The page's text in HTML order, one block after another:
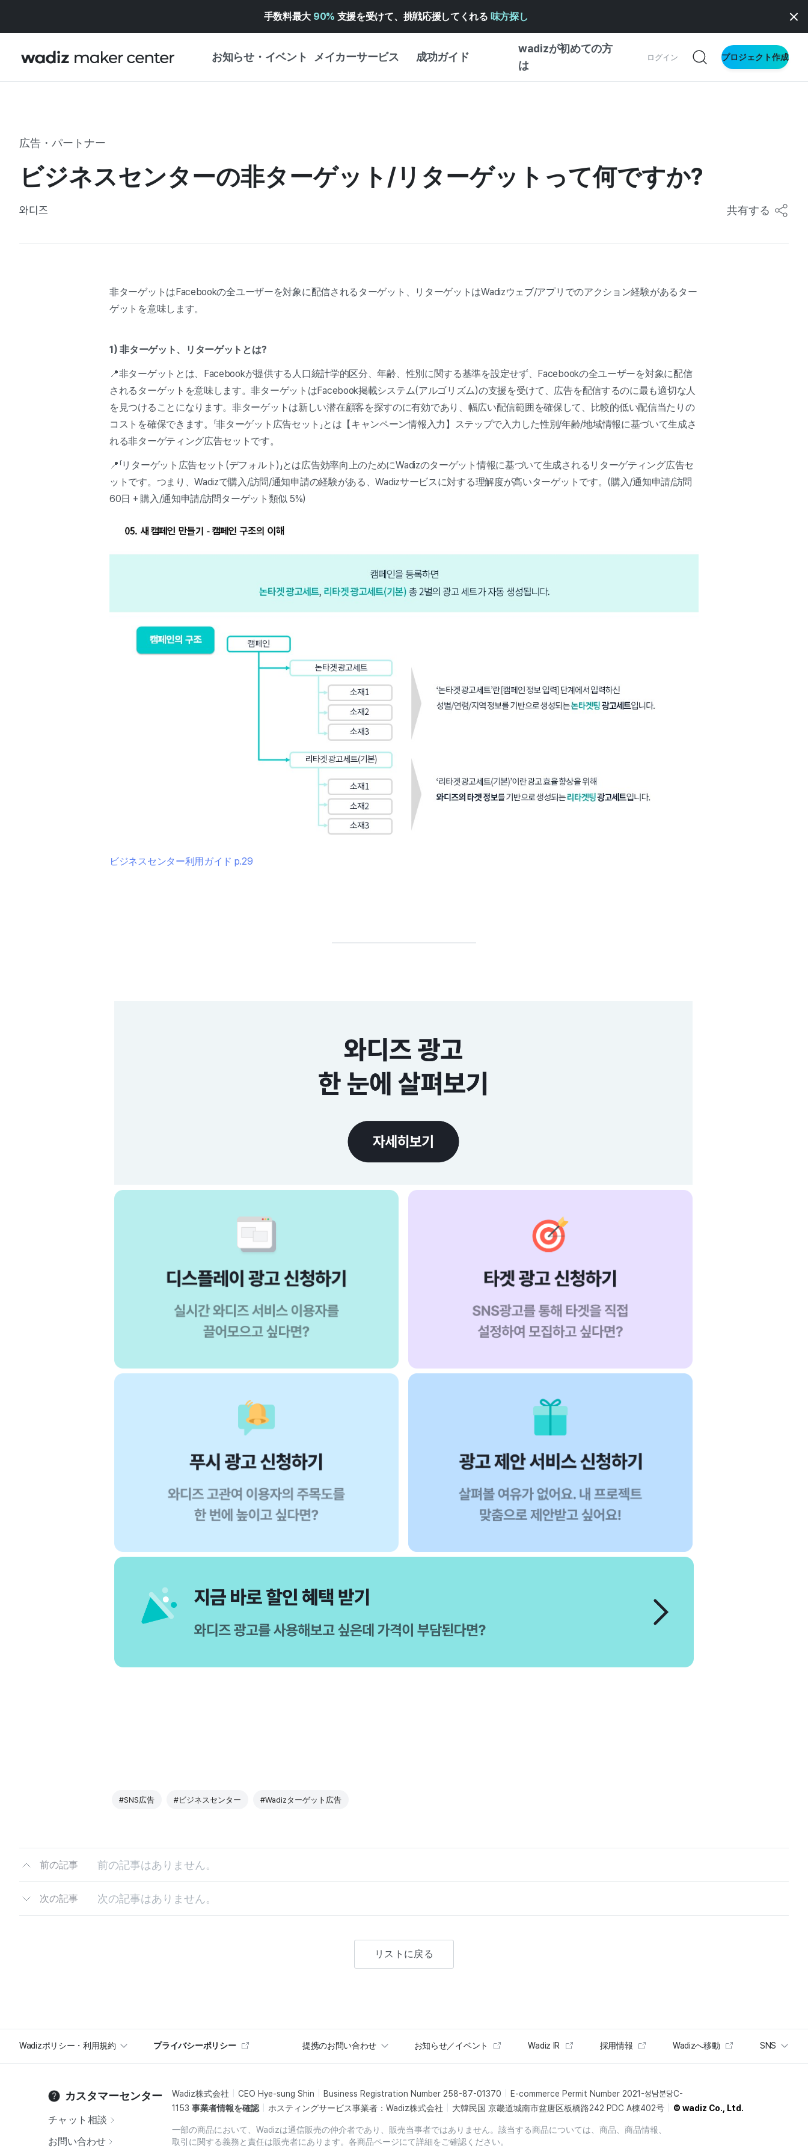
手数料最大 90% 支援を受けて、挑戦応援してくれる 味方探し
お知らせ・イベント メイカーサービス 成功ガイド
wadizが初めての方
は
ログイン プロジェクト作成
企画展カレンダー
WADIZアワード ↗︎
成功ストーリー
創作型
ビジネス向け
広告・パートナー
ビジネスセンターの非ターゲット/リターゲットって何ですか?
와디즈 共有する
非ターゲットはFacebookの全ユーザーを対象に配信されるターゲット、リターゲットはWadizウェブ/アプリでのアクション経験があるター
ゲットを意味します。
1) 非ターゲット、リターゲットとは?
📍非ターゲットとは、Facebookが提供する人口統計学的区分、年齢、性別に関する基準を設定せず、Facebookの全ユーザーを対象に配信
されるターゲットを意味します。非ターゲットはFacebook掲載システム(アルゴリズム)の支援を受けて、広告を配信するのに最も適切な人
を見つけることになります。非ターゲットは新しい潜在顧客を探すのに有効であり、幅広い配信範囲を確保して、比較的低い配信当たりの
コストを確保できます。「非ターゲット広告セット」とは【キャンペーン情報入力】ステップで入力した性別/年齢/地域情報に基づいて生成さ
れる非ターゲティング広告セットです。
📍「リターゲット広告セット(デフォルト)」とは広告効率向上のためにWadizのターゲット情報に基づいて生成されるリターゲティング広告セ
ットです。つまり、Wadizで購入/訪問/通知申請の経験がある、Wadizサービスに対する理解度が高いターゲットです。(購入/通知申請/訪問
60日 + 購入/通知申請/訪問ターゲット類似 5%)
ビジネスセンター利用ガイド p.29
#SNS広告 #ビジネスセンター #Wadizターゲット広告
前の記事 前の記事はありません。
次の記事 次の記事はありません。
リストに戻る
Wadizポリシー・利用規約 プライバシーポリシー 提携のお問い合わせ お知らせ／イベント Wadiz IR 採用情報 Wadizへ移動 SNS
カスタマーセンター
チャット相談
お問い合わせ
Wadiz株式会社 CEO Hye-sung Shin Business Registration Number 258-87-01370
E-commerce Permit Number 2021-성남분당C-
1153 事業者情報を確認 ホスティングサービス事業者：Wadiz株式会社 大韓民国 京畿道城南市盆唐区板橋路242 PDC A棟402号 © wadiz Co., Ltd.
一部の商品において、Wadizは通信販売の仲介者であり、販売当事者ではありません。該当する商品については、商品、商品情報、
取引に関する義務と責任は販売者にあります。各商品ページにて詳細をご確認ください。